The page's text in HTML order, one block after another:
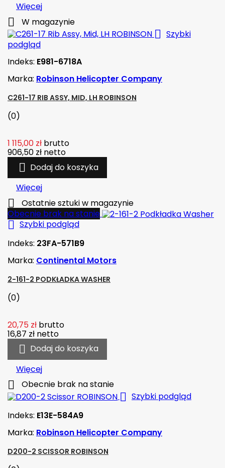
Więcej
 W magazynie
 Szybki
podgląd
Indeks: E981-6718A
Marka: Robinson Helicopter Company
C261-17 RIB ASSY, MID, LH ROBINSON
(0)
1 115,00 zł brutto
906,50 zł netto
 Dodaj do koszyka
Więcej

Ostatnie sztuki w magazynie
Obecnie brak na stanie
 Szybki podgląd
Indeks: 23FA-571B9
Marka: Continental Motors
2-161-2 PODKŁADKA WASHER
(0)
20,75 zł brutto
16,87 zł netto
 Dodaj do koszyka
Więcej
 Obecnie brak na stanie
 Szybki podgląd
Indeks: E13E-584A9
Marka: Robinson Helicopter Company
D200-2 SCISSOR ROBINSON